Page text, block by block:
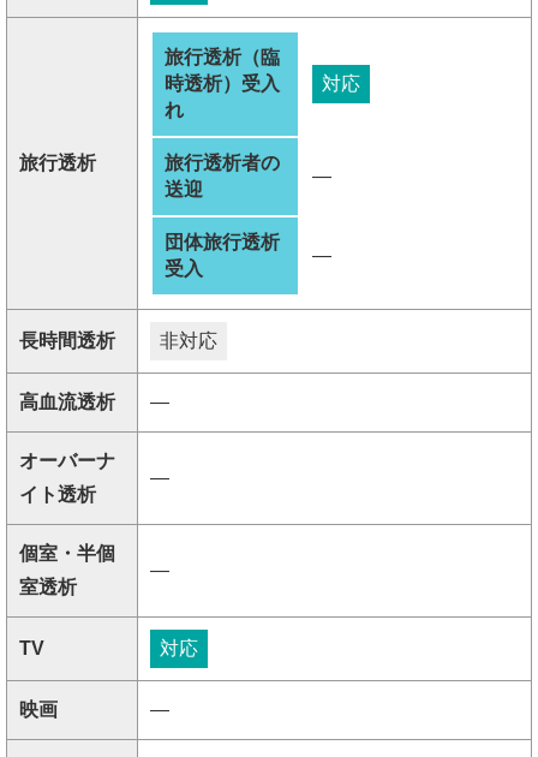
旅行透析
旅行透析（臨
時透析）受入
れ
対応
旅行透析者の
送迎
―
団体旅行透析
受入
―
長時間透析 非対応
高血流透析 ―
オーバーナ
イト透析
―
個室・半個
室透析
―
TV 対応
映画 ―